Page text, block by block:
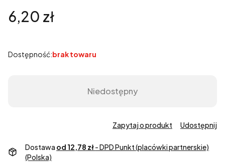
Cena
6,20 zł
Dostępność:brak towaru
Niedostępny
Zapytaj o produkt Udostępnij
Dostawa od 12,78 zł- DPD Punkt (placówki partnerskie)
(Polska)